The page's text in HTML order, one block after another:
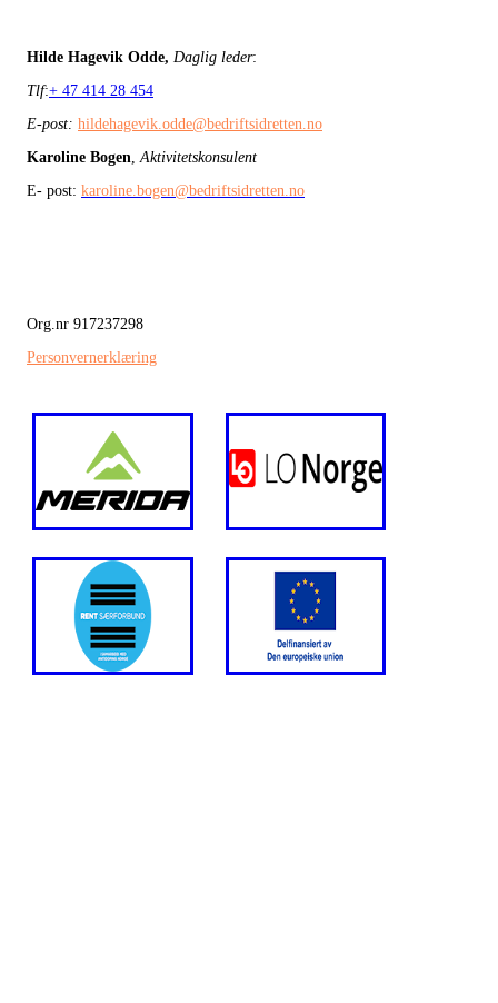
Hilde Hagevik Odde, Daglig leder:
Tlf:+ 47 414 28 454
E-post: hildehagevik.odde@bedriftsidretten.no
Karoline Bogen Aktivitetskonsulent
E- post: karoline.bogen@bedriftsidretten.no
Org.nr 917237298
Personvernerklæring